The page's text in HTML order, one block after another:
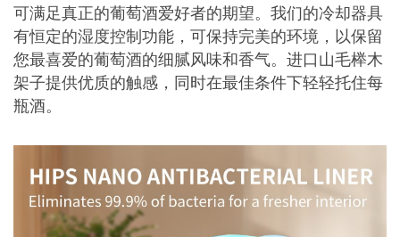
可满足真正的葡萄酒爱好者的期望。我们的冷却器具
有恒定的湿度控制功能，可保持完美的环境，以保留
您最喜爱的葡萄酒的细腻风味和香气。进口山毛榉木
架子提供优质的触感，同时在最佳条件下轻轻托住每
瓶酒。